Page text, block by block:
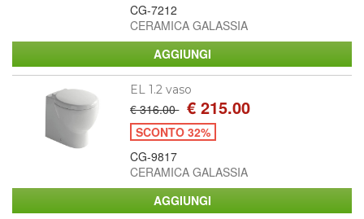
CG-7212
CERAMICA GALASSIA
EL 1.2 vaso
€ 316.00 € 215.00
SCONTO 32%
CG-9817
CERAMICA GALASSIA